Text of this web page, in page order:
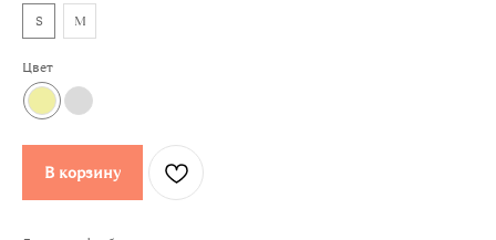
S
M
Цвет
В корзину